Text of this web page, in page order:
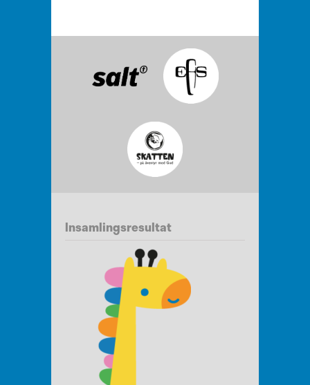
Insamlingsresultat